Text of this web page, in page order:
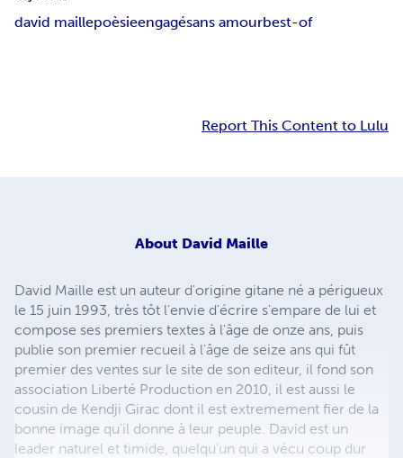
david maillepoèsieengagésans amourbest-of
Report This Content to Lulu
About David Maille
David Maille est un auteur d'origine gitane né a périgueux
le 15 juin 1993, très tôt l'envie d'écrire s'empare de lui et
compose ses premiers textes à l'âge de onze ans, puis
publie son premier recueil à l'âge de seize ans qui fût
premier des ventes sur le site de son editeur, il fond son
association Liberté Production en 2010, il est aussi le
cousin de Kendji Girac dont il est extremement fier de la
bonne image qu'il donne à leur peuple. David est un
leader naturel et timide, quelqu'un qui a vécu coup dur